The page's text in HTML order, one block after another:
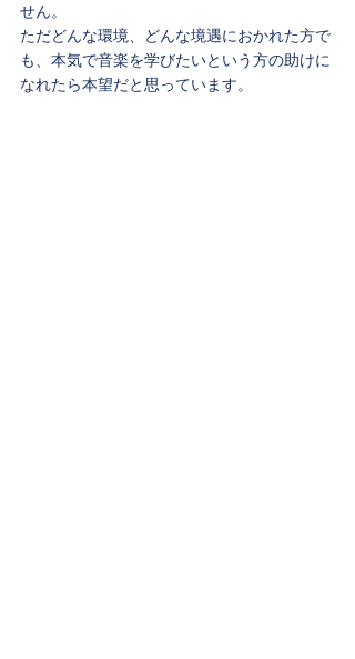
せん。
ただどんな環境、どんな境遇におかれた方で
も、本気で音楽を学びたいという方の助けに
なれたら本望だと思っています。